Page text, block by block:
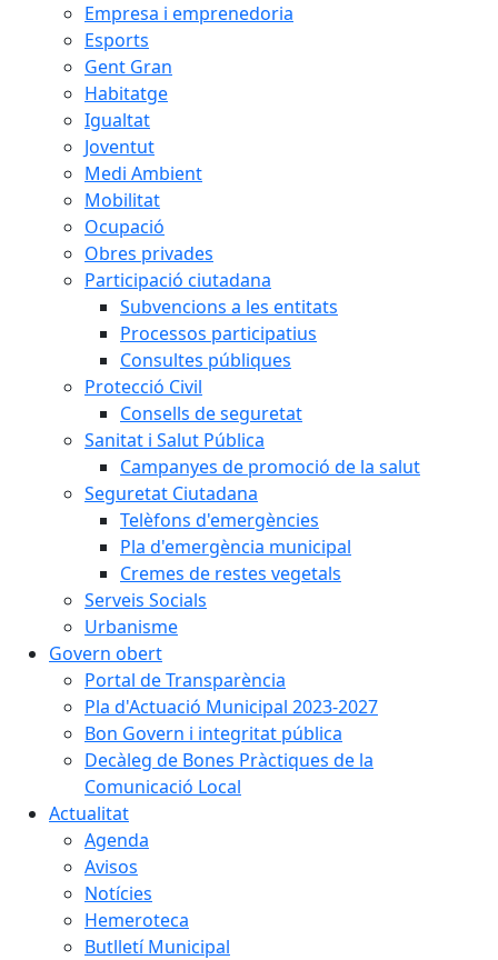
Empresa i emprenedoria
Esports
Gent Gran
Habitatge
Igualtat
Joventut
Medi Ambient
Mobilitat
Ocupació
Obres privades
Participació ciutadana
Subvencions a les entitats
Processos participatius
Consultes públiques
Protecció Civil
Consells de seguretat
Sanitat i Salut Pública
Campanyes de promoció de la salut
Seguretat Ciutadana
Telèfons d'emergències
Pla d'emergència municipal
Cremes de restes vegetals
Serveis Socials
Urbanisme
Govern obert
Portal de Transparència
Pla d'Actuació Municipal 2023-2027
Bon Govern i integritat pública
Decàleg de Bones Pràctiques de la
Comunicació Local
Actualitat
Agenda
Avisos
Notícies
Hemeroteca
Butlletí Municipal